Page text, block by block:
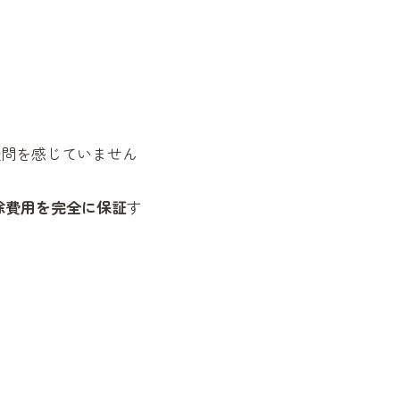
を感じていません
用を完全に保証す